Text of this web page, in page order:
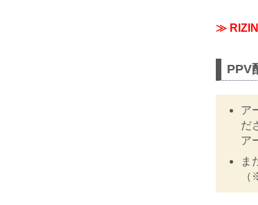
≫ RIZIN
PPV
ア
だ
ア
ま